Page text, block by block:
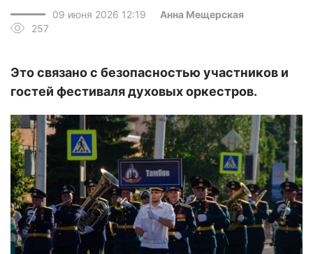
09 июня 2026 12:19
Анна Мещерская
257
Это связано с безопасностью участников и
гостей фестиваля духовых оркестров.